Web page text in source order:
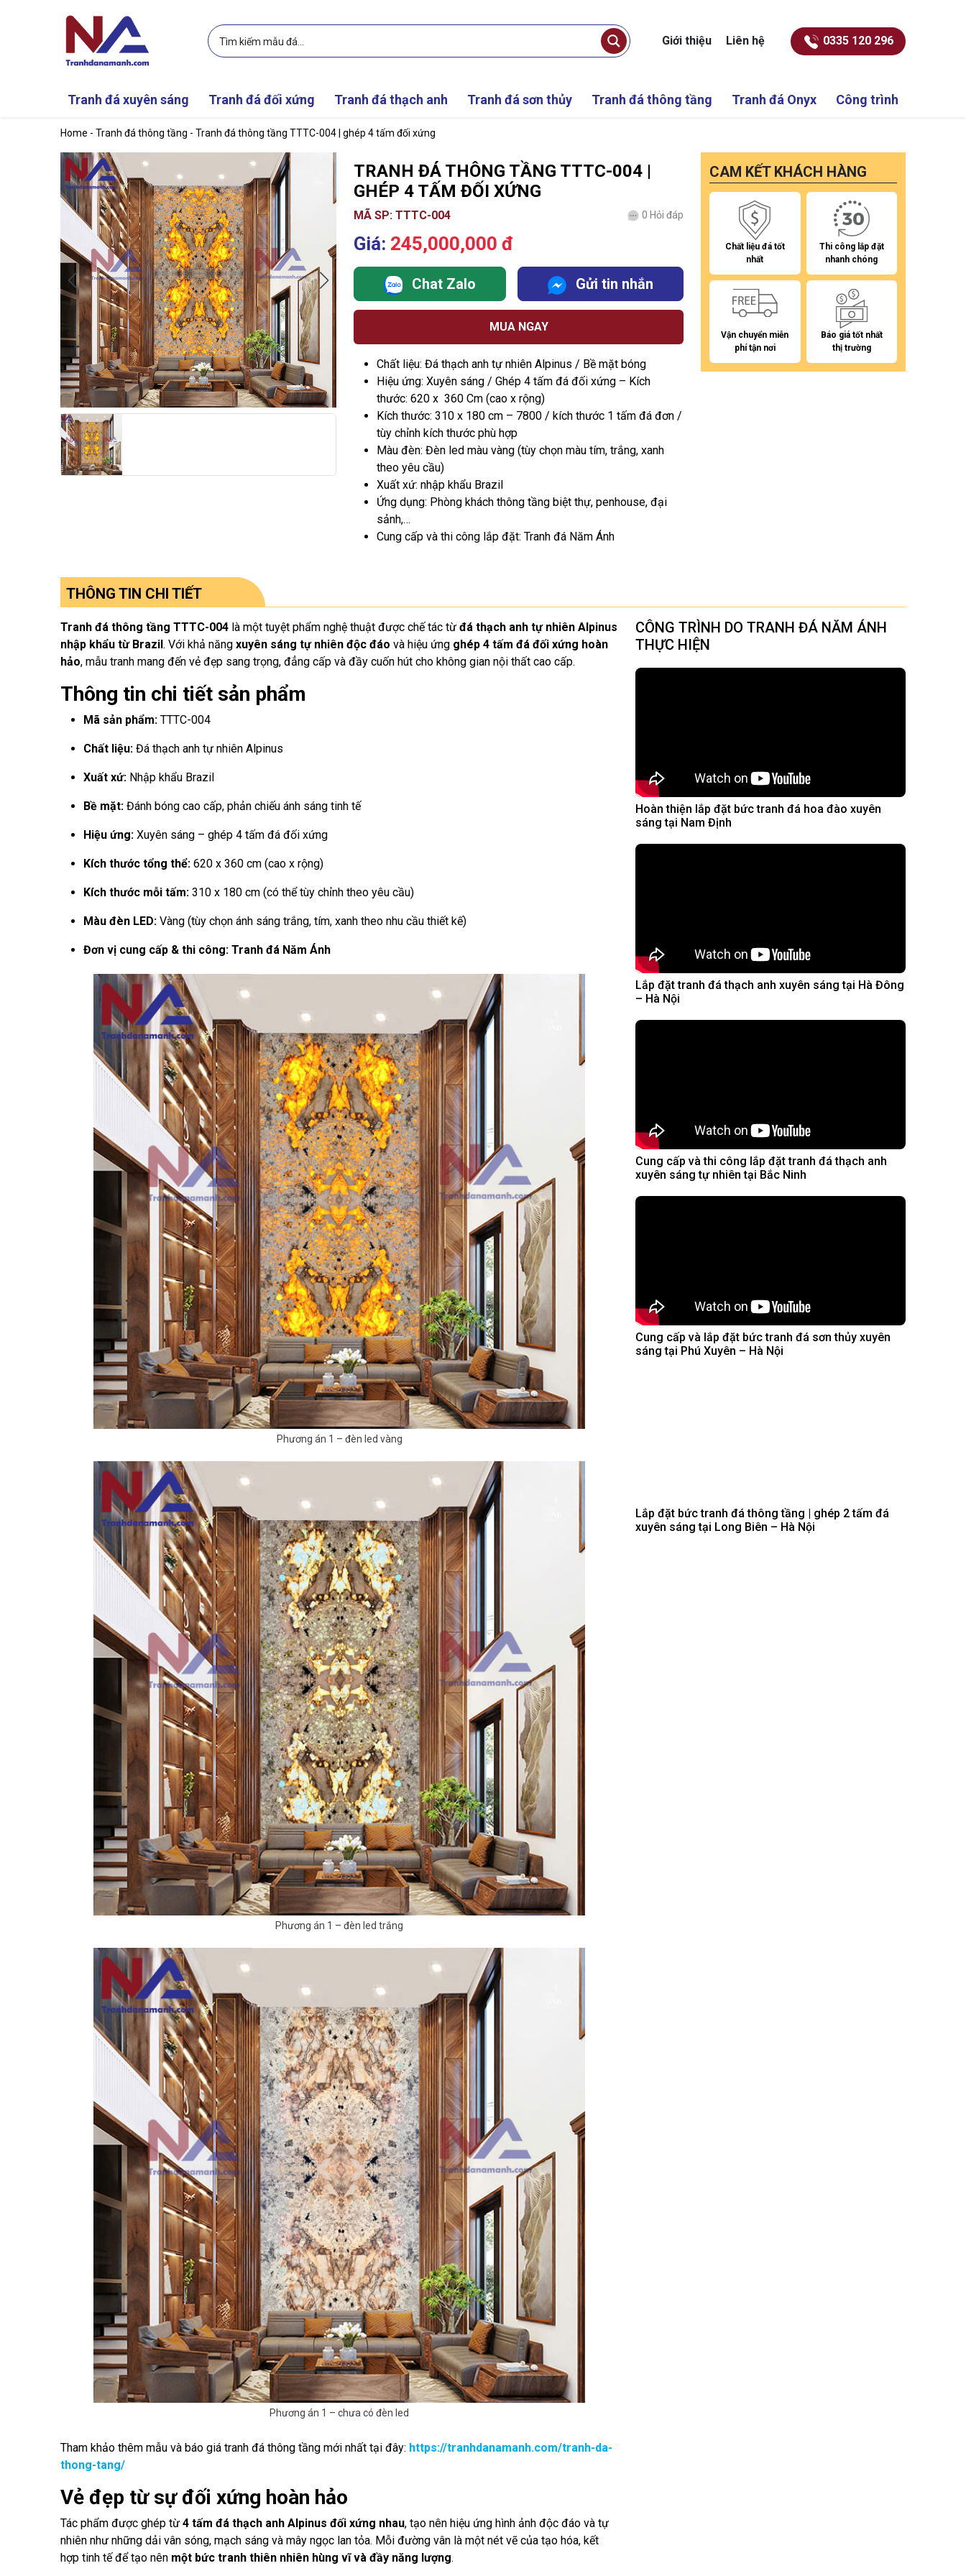
Giới thiệu Liên hệ 0335 120 296
Tranh đá xuyên sáng Tranh đá đối xứng Tranh đá thạch anh Tranh đá sơn thủy Tranh đá thông tầng Tranh đá Onyx Công trình
Home - Tranh đá thông tầng - Tranh đá thông tầng TTTC-004 | ghép 4 tấm đối xứng
TRANH ĐÁ THÔNG TẦNG TTTC-004 |
GHÉP 4 TẤM ĐỐI XỨNG
MÃ SP: TTTC-004 0 Hỏi đáp
Giá: 245,000,000 đ
Chat Zalo Gửi tin nhắn
MUA NGAY
Chất liệu: Đá thạch anh tự nhiên Alpinus / Bề mặt bóng
Hiệu ứng: Xuyên sáng / Ghép 4 tấm đá đối xứng – Kích
thước: 620 x 360 Cm (cao x rộng)
Kích thước: 310 x 180 cm – 7800 / kích thước 1 tấm đá đơn /
tùy chỉnh kích thước phù hợp
Màu đèn: Đèn led màu vàng (tùy chọn màu tím, trắng, xanh
theo yêu cầu)
Xuất xứ: nhập khẩu Brazil
Ứng dụng: Phòng khách thông tầng biệt thự, penhouse, đại
sảnh,…
Cung cấp và thi công lắp đặt: Tranh đá Năm Ánh
CAM KẾT KHÁCH HÀNG
Chất liệu đá tốt
nhất
Thi công lắp đặt
nhanh chóng
Vận chuyển miễn
phí tận nơi
Báo giá tốt nhất
thị trường
THÔNG TIN CHI TIẾT
Tranh đá thông tầng TTTC-004 là một tuyệt phẩm nghệ thuật được chế tác từ đá thạch anh tự nhiên Alpinus
nhập khẩu từ Brazil. Với khả năng xuyên sáng tự nhiên độc đáo và hiệu ứng ghép 4 tấm đá đối xứng hoàn
hảo, mẫu tranh mang đến vẻ đẹp sang trọng, đẳng cấp và đầy cuốn hút cho không gian nội thất cao cấp.
Thông tin chi tiết sản phẩm
Mã sản phẩm: TTTC-004
Chất liệu: Đá thạch anh tự nhiên Alpinus
Xuất xứ: Nhập khẩu Brazil
Bề mặt: Đánh bóng cao cấp, phản chiếu ánh sáng tinh tế
Hiệu ứng: Xuyên sáng – ghép 4 tấm đá đối xứng
Kích thước tổng thể: 620 x 360 cm (cao x rộng)
Kích thước mỗi tấm: 310 x 180 cm (có thể tùy chỉnh theo yêu cầu)
Màu đèn LED: Vàng (tùy chọn ánh sáng trắng, tím, xanh theo nhu cầu thiết kế)
Đơn vị cung cấp & thi công: Tranh đá Năm Ánh
Phương án 1 – đèn led vàng
Phương án 1 – đèn led trắng
Phương án 1 – chưa có đèn led
Tham khảo thêm mẫu và báo giá tranh đá thông tầng mới nhất tại đây: https://tranhdanamanh.com/tranh-da-
thong-tang/
Vẻ đẹp từ sự đối xứng hoàn hảo
Tác phẩm được ghép từ 4 tấm đá thạch anh Alpinus đối xứng nhau, tạo nên hiệu ứng hình ảnh độc đáo và tự
nhiên như những dải vân sóng, mạch sáng và mây ngọc lan tỏa. Mỗi đường vân là một nét vẽ của tạo hóa, kết
hợp tinh tế để tạo nên một bức tranh thiên nhiên hùng vĩ và đầy năng lượng.
CÔNG TRÌNH DO TRANH ĐÁ NĂM ÁNH
THỰC HIỆN
Hoàn thiện lắp đặt bức tranh đá hoa đào xuyên
sáng tại Nam Định
Lắp đặt tranh đá thạch anh xuyên sáng tại Hà Đông
– Hà Nội
Cung cấp và thi công lắp đặt tranh đá thạch anh
xuyên sáng tự nhiên tại Bắc Ninh
Cung cấp và lắp đặt bức tranh đá sơn thủy xuyên
sáng tại Phú Xuyên – Hà Nội
Lắp đặt bức tranh đá thông tầng | ghép 2 tấm đá
xuyên sáng tại Long Biên – Hà Nội